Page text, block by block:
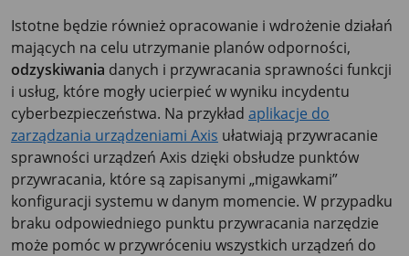
Istotne będzie również opracowanie i wdrożenie działań
mających na celu utrzymanie planów odporności,
odzyskiwania danych i przywracania sprawności funkcji
i usług, które mogły ucierpieć w wyniku incydentu
cyberbezpieczeństwa. Na przykład aplikacje do
zarządzania urządzeniami Axis ułatwiają przywracanie
sprawności urządzeń Axis dzięki obsłudze punktów
przywracania, które są zapisanymi „migawkami”
konfiguracji systemu w danym momencie. W przypadku
braku odpowiedniego punktu przywracania narzędzie
może pomóc w przywróceniu wszystkich urządzeń do